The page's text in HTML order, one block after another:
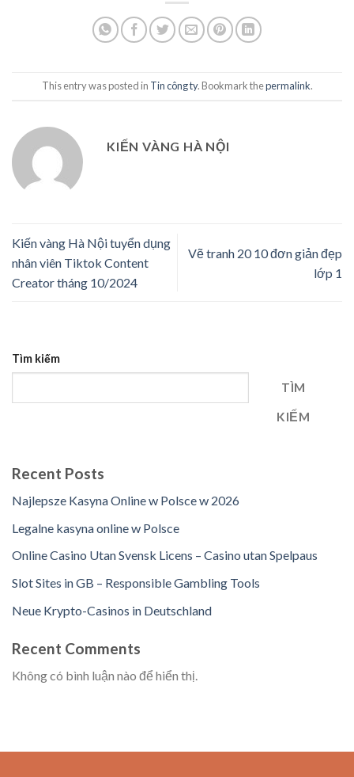
This entry was posted in Tin công ty. Bookmark thepermalink.
KIẾN VÀNG HÀ NỘI
Kiến vàng Hà Nội tuyển dụng
nhân viên Tiktok Content
Creator tháng 10/2024
Vẽ tranh 20 10 đơn giản đẹp
lớp 1
Tìm kiếm
TÌM
KIẾM
Recent Posts
Najlepsze Kasyna Online w Polsce w 2026
Legalne kasyna online w Polsce
Online Casino Utan Svensk Licens – Casino utan Spelpaus
Slot Sites in GB – Responsible Gambling Tools
Neue Krypto-Casinos in Deutschland
Recent Comments
Không có bình luận nào để hiển thị.